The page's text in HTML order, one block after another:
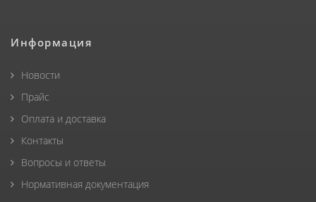
Информация
Новости
Прайс
Оплата и доставка
Контакты
Вопросы и ответы
Нормативная документация